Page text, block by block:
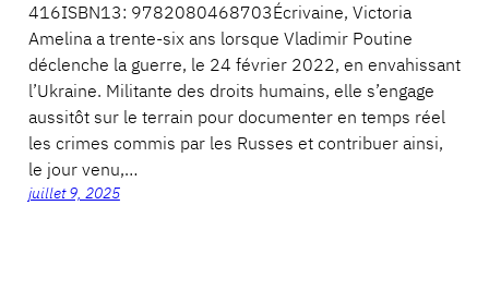
416ISBN13: 9782080468703Écrivaine, Victoria
Amelina a trente-six ans lorsque Vladimir Poutine
déclenche la guerre, le 24 février 2022, en envahissant
l’Ukraine. Militante des droits humains, elle s’engage
aussitôt sur le terrain pour documenter en temps réel
les crimes commis par les Russes et contribuer ainsi,
le jour venu,…
juillet 9, 2025